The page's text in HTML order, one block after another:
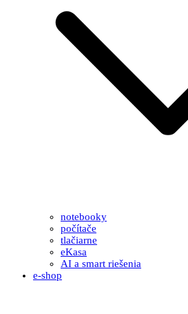
notebooky
počítače
tlačiarne
eKasa
AI a smart riešenia
e-shop